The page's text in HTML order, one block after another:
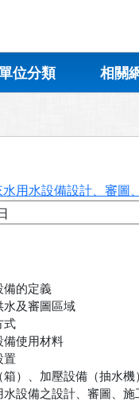
位分類 相關
用水設備設計、審圖
備的定義
水及審圖區域
式
備使用材料
置
（箱）、加壓設備（抽水
用水設備之設計、審圖、